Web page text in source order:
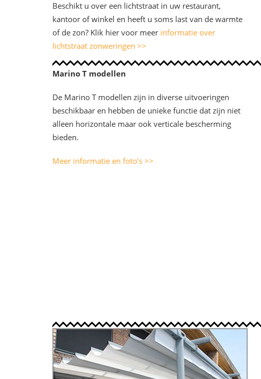
Beschikt u over een lichtstraat in uw restaurant,
kantoor of winkel en heeft u soms last van de warmte
of de zon? Klik hier voor meer informatie over
lichtstraat zonweringen >>
Marino T modellen
De Marino T modellen zijn in diverse uitvoeringen
beschikbaar en hebben de unieke functie dat zijn niet
alleen horizontale maar ook verticale bescherming
bieden.
Meer informatie en foto’s >>